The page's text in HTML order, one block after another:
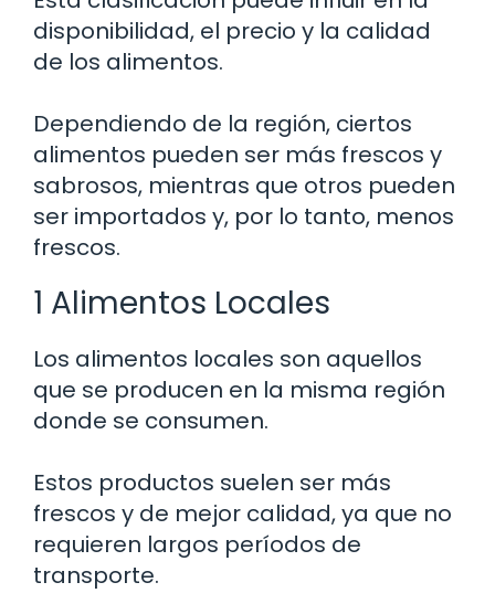
disponibilidad, el precio y la calidad
de los alimentos.
Dependiendo de la región, ciertos
alimentos pueden ser más frescos y
sabrosos, mientras que otros pueden
ser importados y, por lo tanto, menos
frescos.
1 Alimentos Locales
Los alimentos locales son aquellos
que se producen en la misma región
donde se consumen.
Estos productos suelen ser más
frescos y de mejor calidad, ya que no
requieren largos períodos de
transporte.